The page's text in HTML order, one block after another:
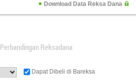
Download Data Reksa Dana
Perbandingan Reksadana
Dapat Dibeli di Bareksa